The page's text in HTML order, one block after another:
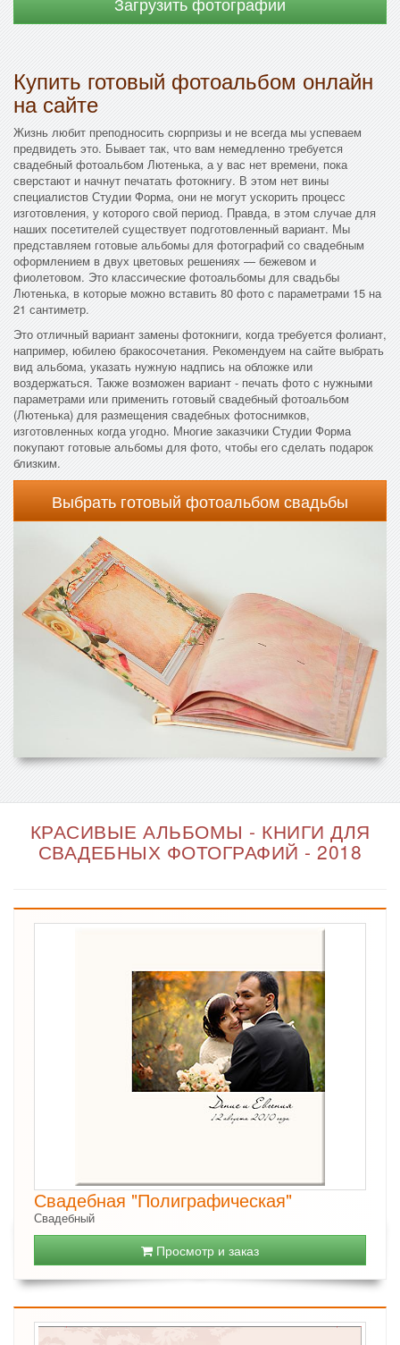
Купить готовый фотоальбом онлайн
на сайте
Жизнь любит преподносить сюрпризы и не всегда мы успеваем
предвидеть это. Бывает так, что вам немедленно требуется
свадебный фотоальбом Лютенька, а у вас нет времени, пока
сверстают и начнут печатать фотокнигу. В этом нет вины
специалистов Студии Форма, они не могут ускорить процесс
изготовления, у которого свой период. Правда, в этом случае для
наших посетителей существует подготовленный вариант. Мы
представляем готовые альбомы для фотографий со свадебным
оформлением в двух цветовых решениях — бежевом и
фиолетовом. Это классические фотоальбомы для свадьбы
Лютенька, в которые можно вставить 80 фото с параметрами 15 на
21 сантиметр.
Это отличный вариант замены фотокниги, когда требуется фолиант,
например, юбилею бракосочетания. Рекомендуем на сайте выбрать
вид альбома, указать нужную надпись на обложке или
воздержаться. Также возможен вариант - печать фото с нужными
параметрами или применить готовый свадебный фотоальбом
(Лютенька) для размещения свадебных фотоснимков,
изготовленных когда угодно. Многие заказчики Студии Форма
покупают готовые альбомы для фото, чтобы его сделать подарок
близким.
Выбрать готовый фотоальбом свадьбы
КРАСИВЫЕ АЛЬБОМЫ - КНИГИ ДЛЯ
СВАДЕБНЫХ ФОТОГРАФИЙ - 2018
Свадебная "Полиграфическая"
Свадебный
Просмотр и заказ